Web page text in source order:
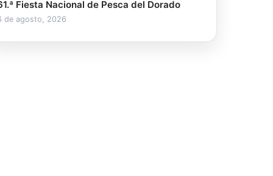
Fiesta Nacional de Pesca del Dorado
de agosto, 2026